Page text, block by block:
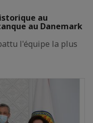
au
au Danemark
l'équipe la plus